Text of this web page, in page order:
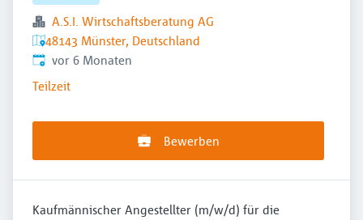
A.S.I. Wirtschaftsberatung AG
48143 Münster, Deutschland
Veröffentlicht:
vor 6 Monaten
Teilzeit
Bewerben
Kaufmännischer Angestellter (m/w/d) für die